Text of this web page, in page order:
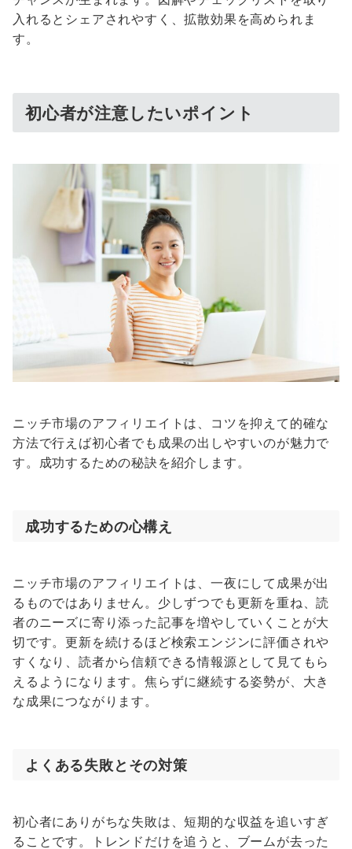
入れるとシェアされやすく、拡散効果を高められま
す。
初心者が注意したいポイント
ニッチ市場のアフィリエイトは、コツを抑えて的確な
方法で行えば初心者でも成果の出しやすいのが魅力で
す。成功するための秘訣を紹介します。
成功するための心構え
ニッチ市場のアフィリエイトは、一夜にして成果が出
るものではありません。少しずつでも更新を重ね、読
者のニーズに寄り添った記事を増やしていくことが大
切です。更新を続けるほど検索エンジンに評価されや
すくなり、読者から信頼できる情報源として見てもら
えるようになります。焦らずに継続する姿勢が、大き
な成果につながります。
よくある失敗とその対策
初心者にありがちな失敗は、短期的な収益を追いすぎ
ることです。トレンドだけを追うと、ブームが去った